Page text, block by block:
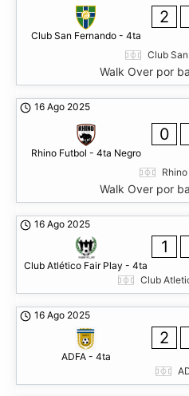
Club San Fernando - 4ta
2
Club
Walk Over por
16 Ago 2025
Rhino Futbol - 4ta Negro
0
Walk Over por
16 Ago 2025
Club Atlético Fair Play - 4ta
1
Club
16 Ago 2025
ADFA - 4ta
2